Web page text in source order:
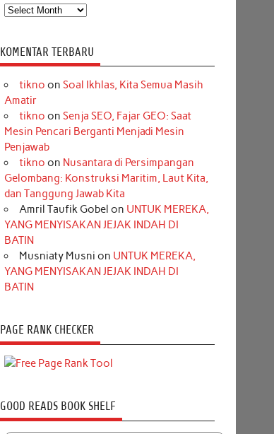
Arsip
KOMENTAR TERBARU
tikno on Soal Ikhlas, Kita Semua Masih
Amatir
tikno on Senja SEO, Fajar GEO: Saat
Mesin Pencari Berganti Menjadi Mesin
Penjawab
tikno on Nusantara di Persimpangan
Gelombang: Konstruksi Maritim, Laut Kita,
dan Tanggung Jawab Kita
Amril Taufik Gobel on UNTUK MEREKA,
YANG MENYISAKAN JEJAK INDAH DI
BATIN
Musniaty Musni on UNTUK MEREKA,
YANG MENYISAKAN JEJAK INDAH DI
BATIN
PAGE RANK CHECKER
GOOD READS BOOK SHELF